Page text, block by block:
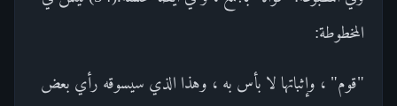
المخطوطة:
"قوم" ، وإثباتها لا بأس به ، وهذا الذي سيسوقه رأي بعض